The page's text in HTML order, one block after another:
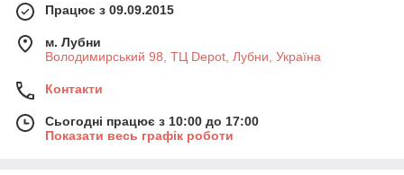
Працює з 09.09.2015
м. Лубни
Володимирський 98, ТЦ Depot, Лубни, Україна
Контакти
Сьогодні працює з 10:00 до 17:00
Показати весь графік роботи